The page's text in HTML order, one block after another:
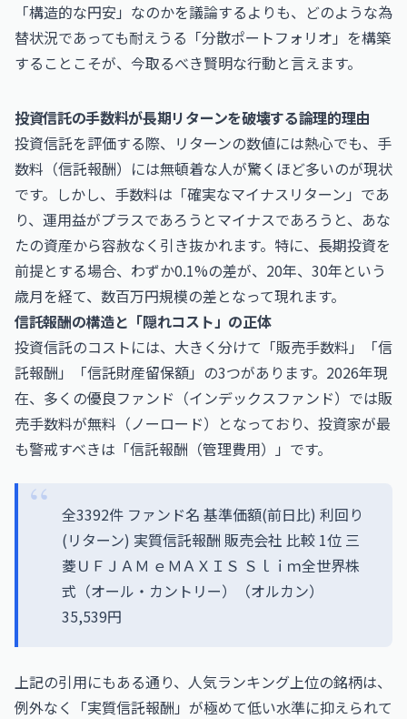
「構造的な円安」なのかを議論するよりも、どのような為
替状況であっても耐えうる「分散ポートフォリオ」を構築
することこそが、今取るべき賢明な行動と言えます。
投資信託の手数料が長期リターンを破壊する論理的理由
投資信託を評価する際、リターンの数値には熱心でも、手
数料（信託報酬）には無頓着な人が驚くほど多いのが現状
です。しかし、手数料は「確実なマイナスリターン」であ
り、運用益がプラスであろうとマイナスであろうと、あな
たの資産から容赦なく引き抜かれます。特に、長期投資を
前提とする場合、わずか0.1%の差が、20年、30年という
歳月を経て、数百万円規模の差となって現れます。
信託報酬の構造と「隠れコスト」の正体
投資信託のコストには、大きく分けて「販売手数料」「信
託報酬」「信託財産留保額」の3つがあります。2026年現
在、多くの優良ファンド（インデックスファンド）では販
売手数料が無料（ノーロード）となっており、投資家が最
も警戒すべきは「信託報酬（管理費用）」です。
全3392件 ファンド名 基準価額(前日比) 利回り
(リターン) 実質信託報酬 販売会社 比較 1位 三
菱ＵＦＪＡＭ ｅＭＡＸＩＳ Ｓｌｉｍ全世界株
式（オール・カントリー）（オルカン）
35,539円
上記の引用にもある通り、人気ランキング上位の銘柄は、
例外なく「実質信託報酬」が極めて低い水準に抑えられて